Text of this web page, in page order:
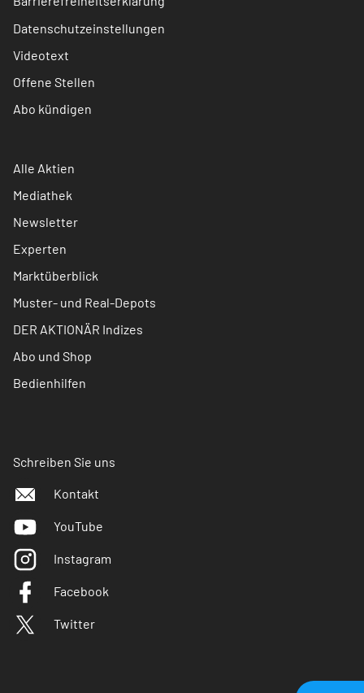
Datenschutzeinstellungen
Videotext
Offene Stellen
Abo kündigen
Alle Aktien
Mediathek
Newsletter
Experten
Marktüberblick
Muster- und Real-Depots
DER AKTIONÄR Indizes
Abo und Shop
Bedienhilfen
Schreiben Sie uns
Kontakt
YouTube
Instagram
Facebook
Twitter